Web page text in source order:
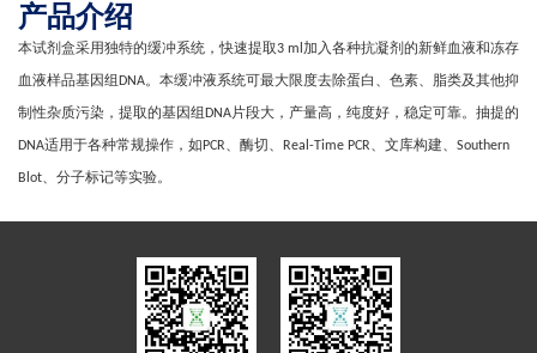
产品介绍
本试剂盒采用独特的缓冲系统，快速提取3 ml 加入各种抗凝剂的新鲜血液和冻存
血液样品基因组 DNA。本缓冲液系统可最大限度去除蛋白、色素、脂类及其他抑
制性杂质污染，提取的基因组 DNA片段大，产量高，纯度好，稳定可靠。抽提的
DNA适用于各种常规操作，如 PCR、酶切、 Real-Time PCR、文库构建、 Southern
Blot、分子标记等实验。